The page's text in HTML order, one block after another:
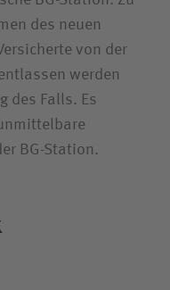
des neuen
von der
werden
des Falls. Es
BG-Station.